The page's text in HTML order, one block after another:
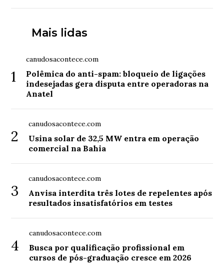
Mais lidas
1
canudosacontece.com
Polêmica do anti-spam: bloqueio de ligações
indesejadas gera disputa entre operadoras na
Anatel
2
canudosacontece.com
Usina solar de 32,5 MW entra em operação
comercial na Bahia
3
canudosacontece.com
Anvisa interdita três lotes de repelentes após
resultados insatisfatórios em testes
4
canudosacontece.com
Busca por qualificação profissional em
cursos de pós-graduação cresce em 2026